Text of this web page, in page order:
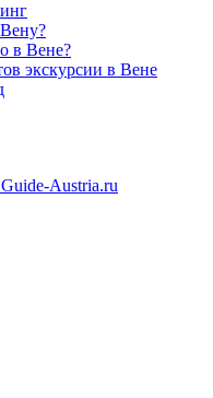
в Вене?
экскурсии в Вене
Austria.ru